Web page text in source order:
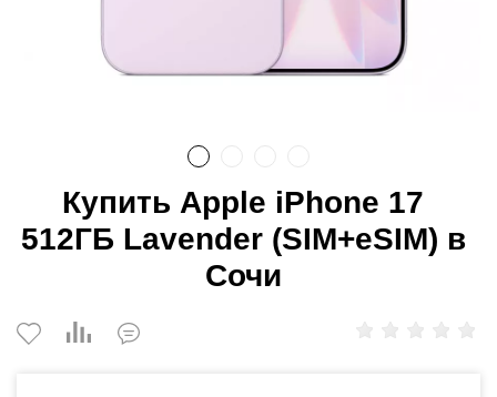
Купить Apple iPhone 17
512ГБ Lavender (SIM+eSIM) в
Сочи